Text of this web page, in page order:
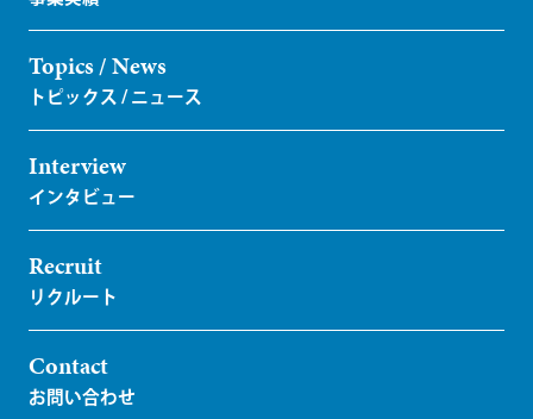
Topics / News
Interview
Recruit
Contact